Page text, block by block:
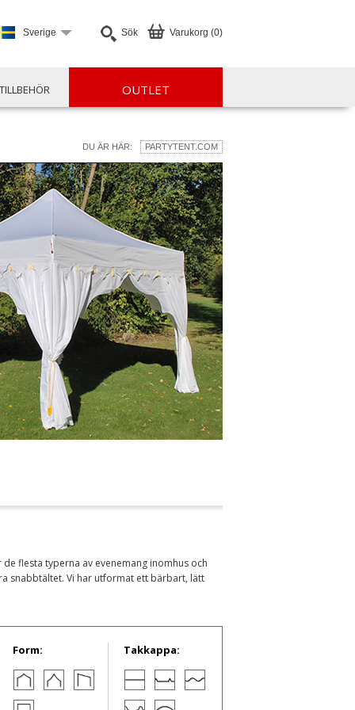
Varukorg (0)
Sök
Sverige
OUTLET
DU ÄR HÄR: PARTYTENT.COM
flesta typerna av evenemang inomhus och
snabbtältet. Vi har utformat ett bärbart, lätt
Form: Takkappa: